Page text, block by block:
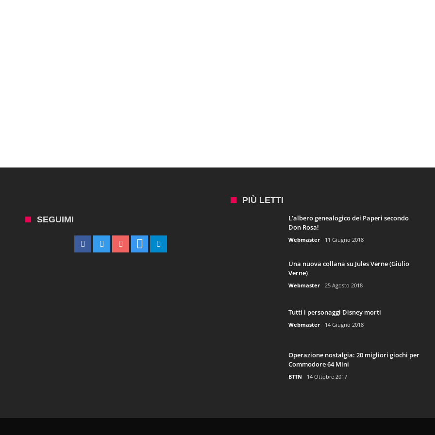
SEGUIMI
PIÙ LETTI
L’albero genealogico dei Paperi secondo
Don Rosa!
Webmaster 11 Giugno 2018
Una nuova collana su Jules Verne (Giulio
Verne)
Webmaster 25 Agosto 2018
Tutti i personaggi Disney morti
Webmaster 14 Giugno 2018
Operazione nostalgia: 20 migliori giochi per
Commodore 64 Mini
BTTN 14 Ottobre 2017